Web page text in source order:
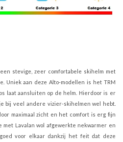
stevige, zeer comfortabele skihelm met
Uniek aan deze Alto-modellen is het TRM
laat aansluiten op de helm. Hierdoor is er
bij veel andere vizier-skihelmen wel hebt.
maximaal zicht en het comfort is erg fijn
met Lavalan wol afgewerkte nekwarmer en
voor elkaar dankzij het feit dat deze